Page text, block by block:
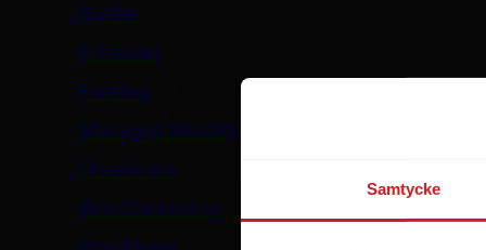
Samtycke
Byråer
E-handel
Företag
Managed WordPress
Utvecklare
WooCommerce